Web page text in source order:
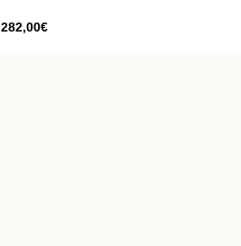
282,00€